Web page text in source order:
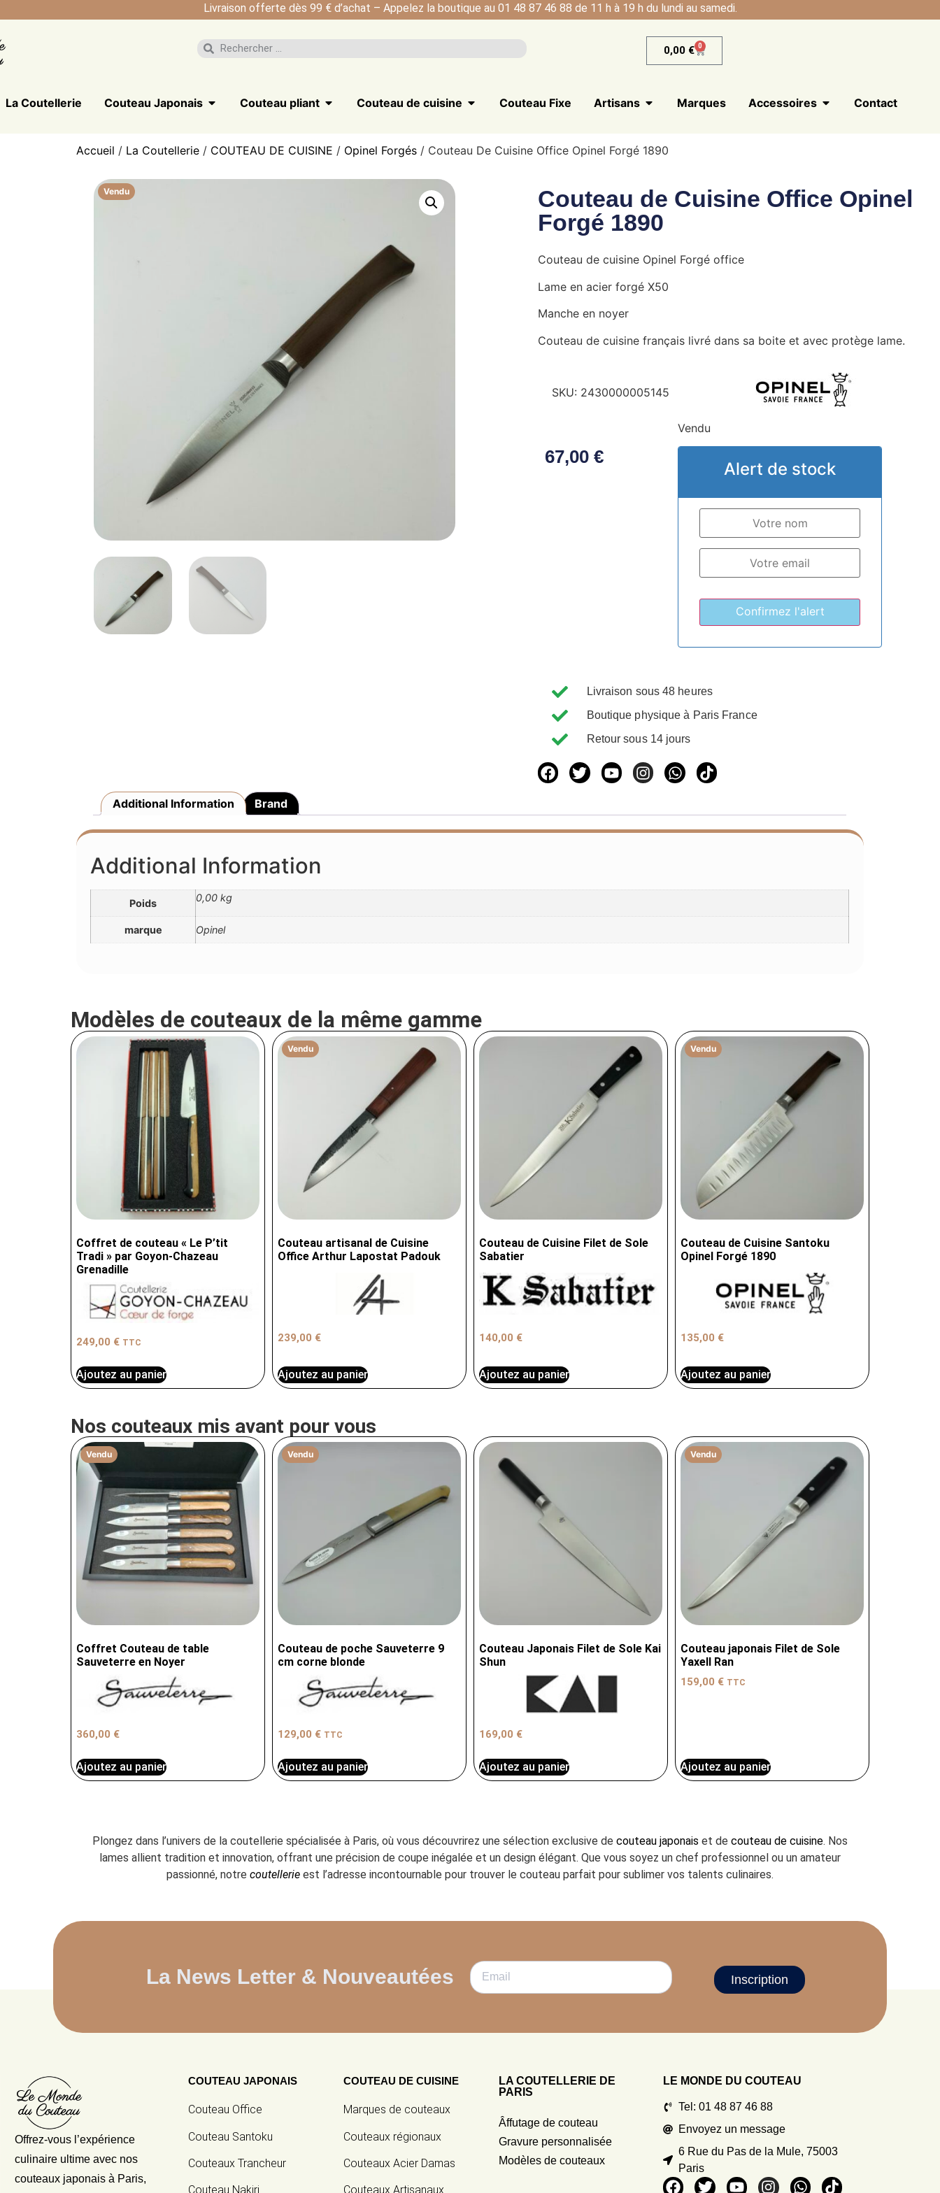
Livraison offerte dès 99 € d’achat – Appelez la boutique au 01 48 87 46 88 de 11 h à 19 h du lundi au samedi.
0,00 € 0
La Coutellerie Couteau Japonais Couteau pliant Couteau de cuisine Couteau Fixe Artisans Marques Accessoires Contact
Accueil / La Coutellerie / COUTEAU DE CUISINE / Opinel Forgés / Couteau De Cuisine Office Opinel Forgé 1890
Vendu
Couteau de Cuisine Office Opinel
Forgé 1890
Couteau de cuisine Opinel Forgé office
Lame en acier forgé X50
Manche en noyer
Couteau de cuisine français livré dans sa boite et avec protège lame.
SKU: 2430000005145
67,00 €
Vendu
Alert de stock
Livraison sous 48 heures
Boutique physique à Paris France
Retour sous 14 jours
Additional Information Brand
Additional Information
Poids 0,00 kg
marque Opinel
Modèles de couteaux de la même gamme
Coffret de couteau « Le P’tit
Tradi » par Goyon-Chazeau
Grenadille
249,00 € TTC
Ajoutez au panier
Vendu
Couteau artisanal de Cuisine
Office Arthur Lapostat Padouk
239,00 €
Ajoutez au panier
Couteau de Cuisine Filet de Sole
Sabatier
140,00 €
Ajoutez au panier
Vendu
Couteau de Cuisine Santoku
Opinel Forgé 1890
135,00 €
Ajoutez au panier
Nos couteaux mis avant pour vous
Vendu
Coffret Couteau de table
Sauveterre en Noyer
360,00 €
Ajoutez au panier
Vendu
Couteau de poche Sauveterre 9
cm corne blonde
129,00 € TTC
Ajoutez au panier
Couteau Japonais Filet de Sole Kai
Shun
169,00 €
Ajoutez au panier
Vendu
Couteau japonais Filet de Sole
Yaxell Ran
159,00 € TTC
Ajoutez au panier
Plongez dans l’univers de la coutellerie spécialisée à Paris, où vous découvrirez une sélection exclusive de couteau japonais et de couteau de cuisine. Nos
lames allient tradition et innovation, offrant une précision de coupe inégalée et un design élégant. Que vous soyez un chef professionnel ou un amateur
passionné, notre coutellerieest l’adresse incontournable pour trouver le couteau parfait pour sublimer vos talents culinaires.
La News Letter & Nouveautées Inscription
Offrez-vous l’expérience
culinaire ultime avec nos
couteaux japonais à Paris,
COUTEAU JAPONAIS
Couteau Office
Couteau Santoku
Couteaux Trancheur
Couteau Nakiri
COUTEAU DE CUISINE
Marques de couteaux
Couteaux régionaux
Couteaux Acier Damas
Couteaux Artisanaux
LA COUTELLERIE DE
PARIS
Âffutage de couteau
Gravure personnalisée
Modèles de couteaux
LE MONDE DU COUTEAU
Tel: 01 48 87 46 88
Envoyez un message
6 Rue du Pas de la Mule, 75003
Paris